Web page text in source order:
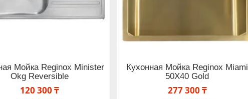
Мойка Reginox Minister
Okg Reversible
120 300 ₸
Кухонная Мойка Reginox Miami
50X40 Gold
277 300 ₸